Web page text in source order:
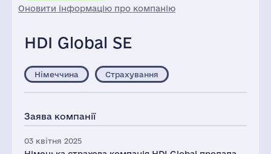
Оновити інформацію про компанію
HDI Global SE
Німеччина Страхування
Заява компанії
03 квітня 2025